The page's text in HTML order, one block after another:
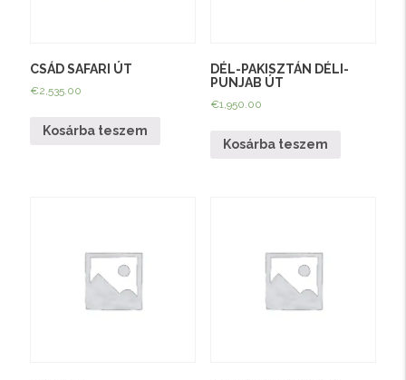
CSÁD SAFARI ÚT
€2,535.00
Kosárba teszem
DÉL-PAKISZTÁN DÉLI-
PUNJAB ÚT
€1,950.00
Kosárba teszem